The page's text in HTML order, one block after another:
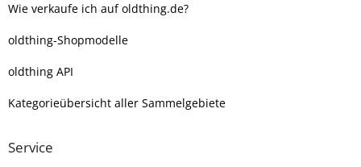
Wie verkaufe ich auf oldthing.de?
oldthing-Shopmodelle
oldthing API
Kategorieübersicht aller Sammelgebiete
Service